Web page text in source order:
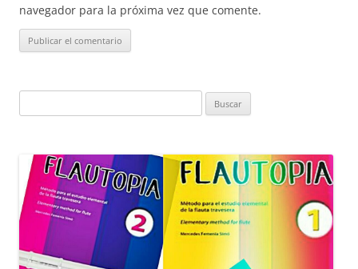
navegador para la próxima vez que comente.